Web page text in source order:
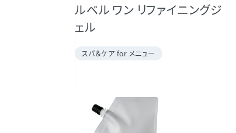
ルベル ワン リファイニングジ
ェル
スパ＆ケア for メニュー